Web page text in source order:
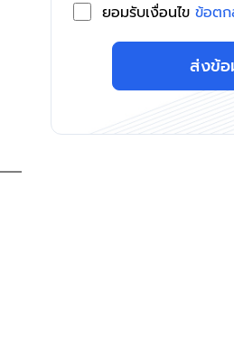
ยอมรับเงื่อนไข ข้อตก
ส่งข้